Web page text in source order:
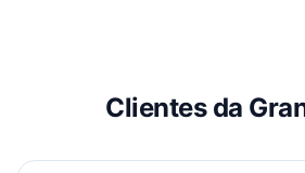
Clientes da